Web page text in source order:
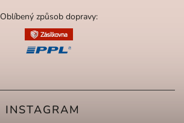
INSTAGRAM
Oblíbený způsob dopravy: